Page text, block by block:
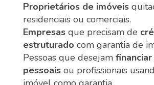
Proprietários de imóveis
residenciais ou comerciais.
Empresas que precisam de
estruturado com garantia de
Pessoas que desejam
pessoais ou profissionais